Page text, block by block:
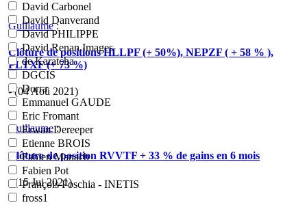
David Carbonel
David Danverand
David PHILIPPE
David Renan Images
de Karatcha
DGCIS
Dorra
Emmanuel GAUDE
Eric Fromant
Erwan Dereeper
Etienne BROIS
Fabien Manach
Fabien Pot
François Foschia - INETIS
fross1
Guillaume:
Clôture de positions HLLPF (+ 50%), NEPZF ( + 58 % ),
PLTXF (+ 73 %)
- (04 Aoû 2021)
Guillaume:
Clôture de position RVVTF + 33 % de gains en 6 mois
- (15 Jui 2021)